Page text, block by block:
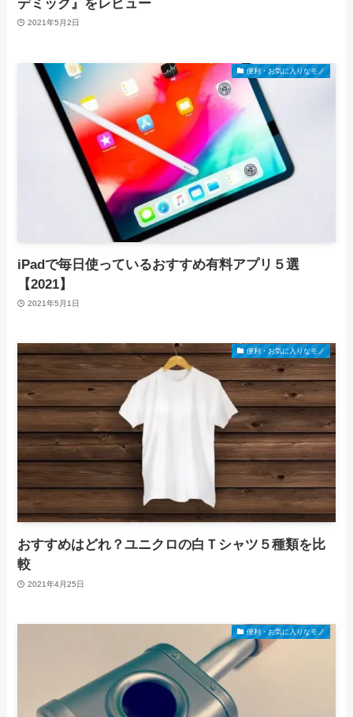
デミック』をレビュー
2021年5月2日
便利・お気に入りなモノ
iPadで毎日使っているおすすめ有料アプリ５選
【2021】
2021年5月1日
便利・お気に入りなモノ
おすすめはどれ？ユニクロの白Ｔシャツ５種類を比
較
2021年4月25日
便利・お気に入りなモノ